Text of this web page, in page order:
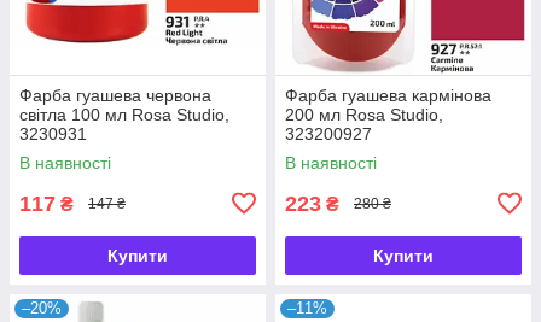
Фарба гуашева червона
світла 100 мл Rosa Studio,
3230931
В наявності
117 ₴ 147 ₴
Купити
Фарба гуашева кармінова
200 мл Rosa Studio,
323200927
В наявності
223 ₴ 280 ₴
Купити
–20% –11%